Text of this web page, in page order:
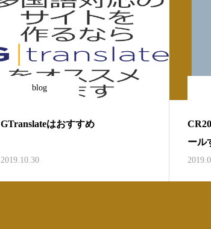
blog
GTranslateはおすすめ
2019.10.30
ール